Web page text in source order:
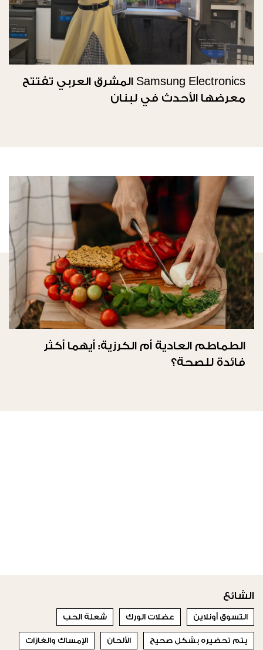
Samsung Electronics المشرق العربي تفتتح
معرضها الأحدث في لبنان
الطماطم العادية أم الكرزية: أيهما أكثر
فائدة للصحة؟
الشائع
التسوق أونلاين عضلات الورك شعلة الحب
يتم تحضيره بشكل صحيح الألحان الإمساك والغازات